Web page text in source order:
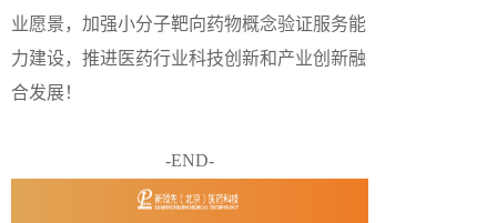
业愿景，加强小分子靶向药物概念验证服务能
力建设，推进医药行业科技创新和产业创新融
合发展！
-END-